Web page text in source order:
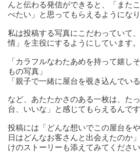
んと伝わる発信ができると、「また
べたい」と思ってもらえるようになり
私は投稿する写真にこだわっていて
情」を主役にするようにしています。
「カラフルなわたあめを持って嬉し
もの写真」
「親子で一緒に屋台を覗き込んでいる
など、あたたかさのある一枚は、た
台、いいな」と感じてもらえるんです
投稿には「どんな想いでこの屋台を
日はどんなお客さんと出会えたのか
けのストーリーも添えてみてください